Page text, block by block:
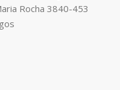
Rocha 3840-453